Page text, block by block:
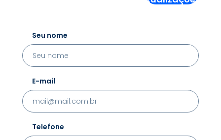
Seu nome
E-mail
Telefone